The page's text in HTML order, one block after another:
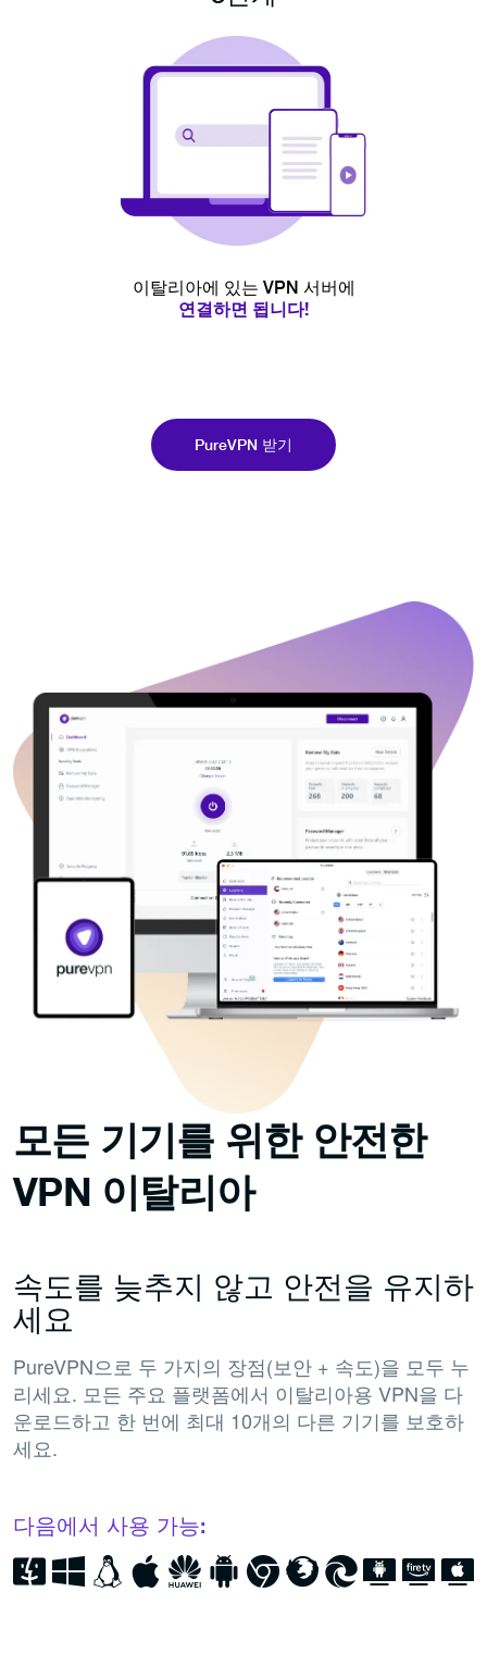
이탈리아에 있는 VPN 서버에
연결하면 됩니다!
PureVPN 받기
모든 기기를 위한 안전한
VPN 이탈리아
속도를 늦추지 않고 안전을 유지하
세요
PureVPN으로 두 가지의 장점(보안 + 속도)을 모두 누
리세요. 모든 주요 플랫폼에서 이탈리아용 VPN을 다
운로드하고 한 번에 최대 10개의 다른 기기를 보호하
세요.
다음에서 사용 가능: